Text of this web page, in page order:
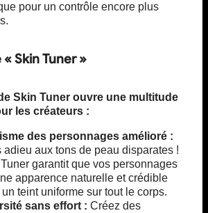
pour un contrôle encore plus
Skin Tuner »
Skin Tuner ouvre une multitude
les créateurs :
des personnages amélioré :
adieu aux tons de peau disparates !
garantit que vos personnages
apparence naturelle et crédible
teint uniforme sur tout le corps.
sans effort : Créez des